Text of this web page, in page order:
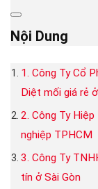
Nội Dung
1. Công Ty Cổ
Diệt mối giá rẻ
2. Công Ty
nghiệp TPHCM
3. Công Ty
tín ở Sài Gòn